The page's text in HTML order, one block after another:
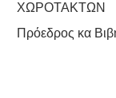
ΧΩΡΟΤΑΚΤΩΝ
Πρόεδρος κα